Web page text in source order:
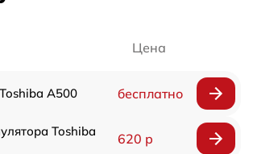
Цена
A500 бесплатно
Toshiba
620 р